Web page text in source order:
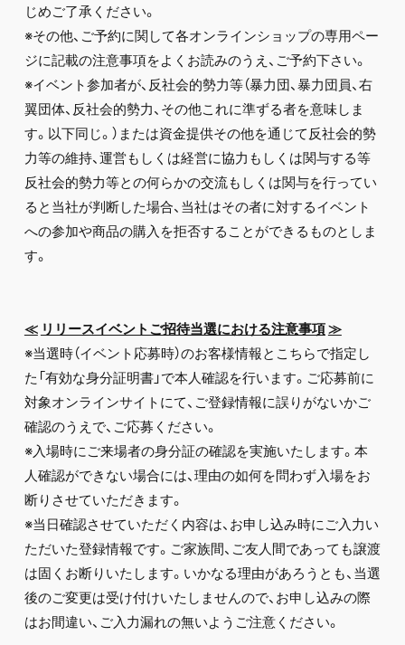
じめご了承ください。
※その他、ご予約に関して各オンラインショップの専用ペー
ジに記載の注意事項をよくお読みのうえ、ご予約下さい。
※イベント参加者が、反社会的勢力等（暴力団、暴力団員、右
翼団体、反社会的勢力、その他これに準ずる者を意味しま
す。以下同じ。）または資金提供その他を通じて反社会的勢
力等の維持、運営もしくは経営に協力もしくは関与する等
反社会的勢力等との何らかの交流もしくは関与を行ってい
ると当社が判断した場合、当社はその者に対するイベント
への参加や商品の購入を拒否することができるものとしま
す。
≪ リリースイベントご招待当選における注意事項≫
※当選時（イベント応募時）のお客様情報とこちらで指定し
た「有効な身分証明書」で本人確認を行います。ご応募前に
対象オンラインサイトにて、ご登録情報に誤りがないかご
確認のうえで、ご応募ください。
※入場時にご来場者の身分証の確認を実施いたします。本
人確認ができない場合には、理由の如何を問わず入場をお
断りさせていただきます。
※当日確認させていただく内容は、お申し込み時にご入力い
ただいた登録情報です。ご家族間、ご友人間であっても譲渡
は固くお断りいたします。いかなる理由があろうとも、当選
後のご変更は受け付けいたしませんので、お申し込みの際
はお間違い、ご入力漏れの無いようご注意ください。